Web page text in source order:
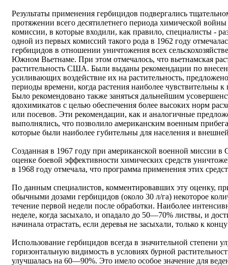
Результаты применения гербицидов подвергались
протяжении всего десятилетнего периода химической
комиссии, в которые входили, как правило, специалисты -
одной из первых комиссий такого рода в 1962 году
гербицидов в отношении уничтожения всех
Южном Вьетнаме. При этом отмечалось, что вьетнамская
растительность США. Были выданы рекомендации по
усиливающих воздействие их на растительность,
периоды времени, когда растения наиболее чувствительны
Было рекомендовано также заняться дальнейшим
ядохимикатов с целью обеспечения более высоких норм
или посевов. Эти рекомендации, как и аналогичные
выполнялись, что позволило американским военным
которые были наиболее губительны для населения и
Созданная в 1967 году при американской военной миссии в
оценке боевой эффективности химических средств
в 1968 году отмечала, что программа применения этих
По данным специалистов, комментировавших эту оценку,
обычными дозами гербицидов (около 30 л/га) некоторое
течение первой недели после обработки. Наиболее
неделе, когда засыхало, и опадало до 50—70% листвы, и
начинала отрастать, если деревья не засыхали, только к
Использование гербицидов всегда в значительной степени
горизонтальную видимость в условиях бурной
улучшалась на 60—90%. Это имело особое значение для